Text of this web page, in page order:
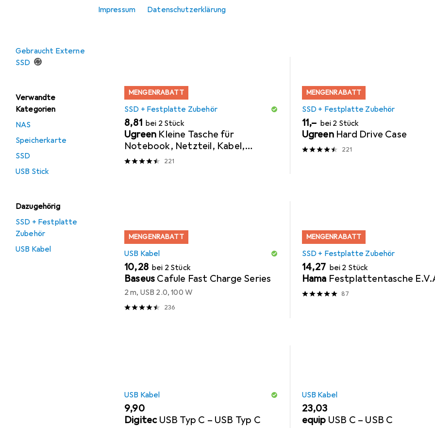
Impressum Datenschutzerklärung
Gebraucht Externe
SSD
Verwandte
Kategorien
NAS
Speicherkarte
SSD
USB Stick
Dazugehörig
SSD + Festplatte
Zubehör
USB Kabel
MENGENRABATT
SSD + Festplatte Zubehör
EUR
8,81 bei 2 Stück
Ugreen Kleine Tasche für
Notebook, Netzteil, Kabel,
Adapter und Zubehör
221
MENGENRABATT
SSD + Festplatte Zubehör
EUR
11,– bei 2 Stück
Ugreen Hard Drive Case
221
MENGENRABATT
USB Kabel
EUR
10,28 bei 2 Stück
Baseus Cafule Fast Charge Series
2 m, USB 2.0, 100 W
236
MENGENRABATT
SSD + Festplatte Zubehör
EUR
14,27 bei 2 Stück
Hama Festplattentasche
87
USB Kabel
EUR
9,90
Digitec USB Typ C – USB Typ C
USB Kabel
EUR
23,03
equip USB C – USB C